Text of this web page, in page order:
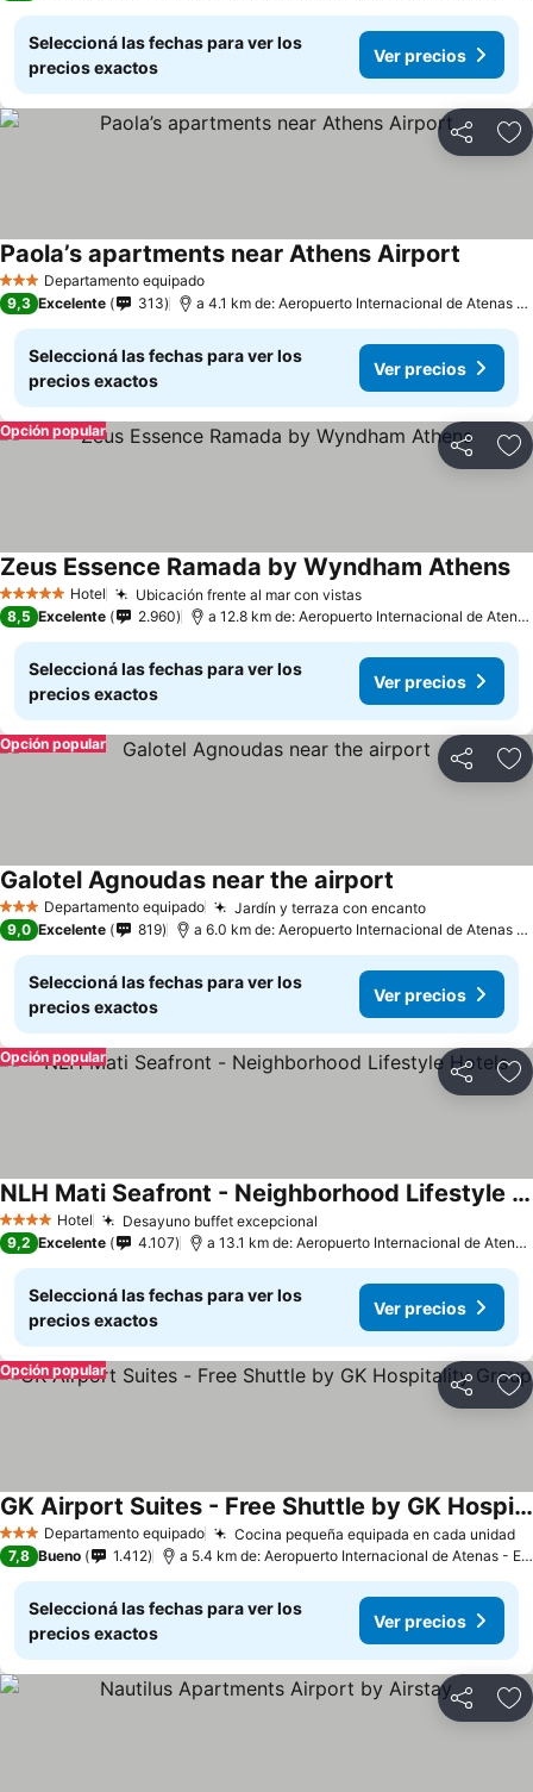
Seleccioná las fechas para ver los
precios exactos
Ver precios
Compartir
3 EstrellasDepartamento equipado
Paola’s apartments near Athens Airport
9,3 Excelente 313 a 4.1 km de: Aeropuerto Internacional de Atenas - Eleftherios Venizelos
Seleccioná las fechas para ver los
precios exactos
Ver precios
Compartir
Opción popular
5 Estrellas Hotel Ubicación frente al mar con vistas
Zeus Essence Ramada by Wyndham Athens
8,5 Excelente 2.960 a 12.8 km de: Aeropuerto Internacional de Atenas - Eleftherios Venizelos
Seleccioná las fechas para ver los
precios exactos
Ver precios
Compartir
Opción popular
3 EstrellasDepartamento equipado Jardín y terraza con encanto
Galotel Agnoudas near the airport
9,0 Excelente 819 a 6.0 km de: Aeropuerto Internacional de Atenas - Eleftherios Venizelos
Seleccioná las fechas para ver los
precios exactos
Ver precios
Compartir
Opción popular
4 EstrellasHotel Desayuno buffet excepcional
NLH Mati Seafront - Neighborhood Lifestyle Hotels
9,2 Excelente 4.107 a 13.1 km de: Aeropuerto Internacional de Atenas - Eleftherios Venizelos
Seleccioná las fechas para ver los
precios exactos
Ver precios
Compartir
Opción popular
3 EstrellasDepartamento equipado Cocina pequeña equipada en cada unidad
GK Airport Suites - Free Shuttle by GK Hospitality Group
7,8 Bueno 1.412 a 5.4 km de: Aeropuerto Internacional de Atenas - Eleftherios Venizelos
Seleccioná las fechas para ver los
precios exactos
Ver precios
Compartir